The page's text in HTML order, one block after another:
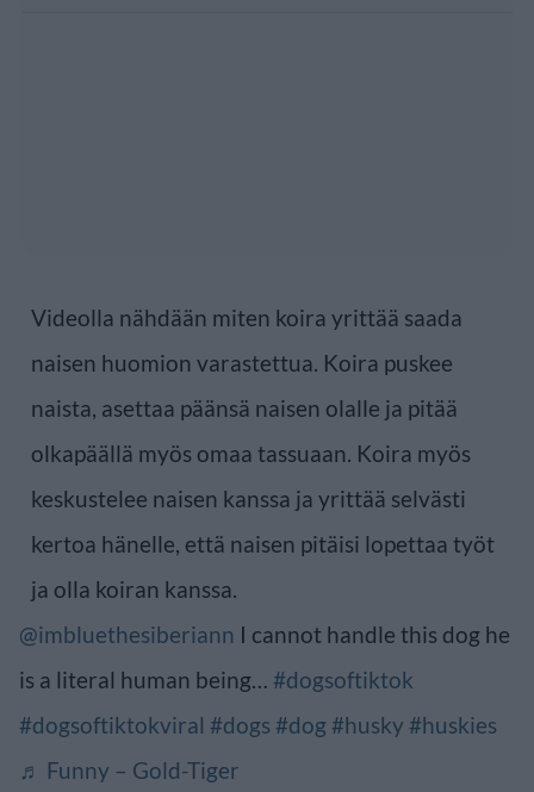
Videolla nähdään miten koira yrittää saada
naisen huomion varastettua. Koira puskee
naista, asettaa päänsä naisen olalle ja pitää
olkapäällä myös omaa tassuaan. Koira myös
keskustelee naisen kanssa ja yrittää selvästi
kertoa hänelle, että naisen pitäisi lopettaa työt
ja olla koiran kanssa.
@imbluethesiberiann I cannot handle this dog he
is a literal human being… #dogsoftiktok
#dogsoftiktokviral #dogs #dog#husky #huskies
♬ Funny – Gold-Tiger